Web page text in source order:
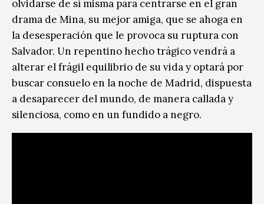
olvidarse de sí misma para centrarse en el gran
drama de Mina, su mejor amiga, que se ahoga en
la desesperación que le provoca su ruptura con
Salvador. Un repentino hecho trágico vendrá a
alterar el frágil equilibrio de su vida y optará por
buscar consuelo en la noche de Madrid, dispuesta
a desaparecer del mundo, de manera callada y
silenciosa, como en un fundido a negro.